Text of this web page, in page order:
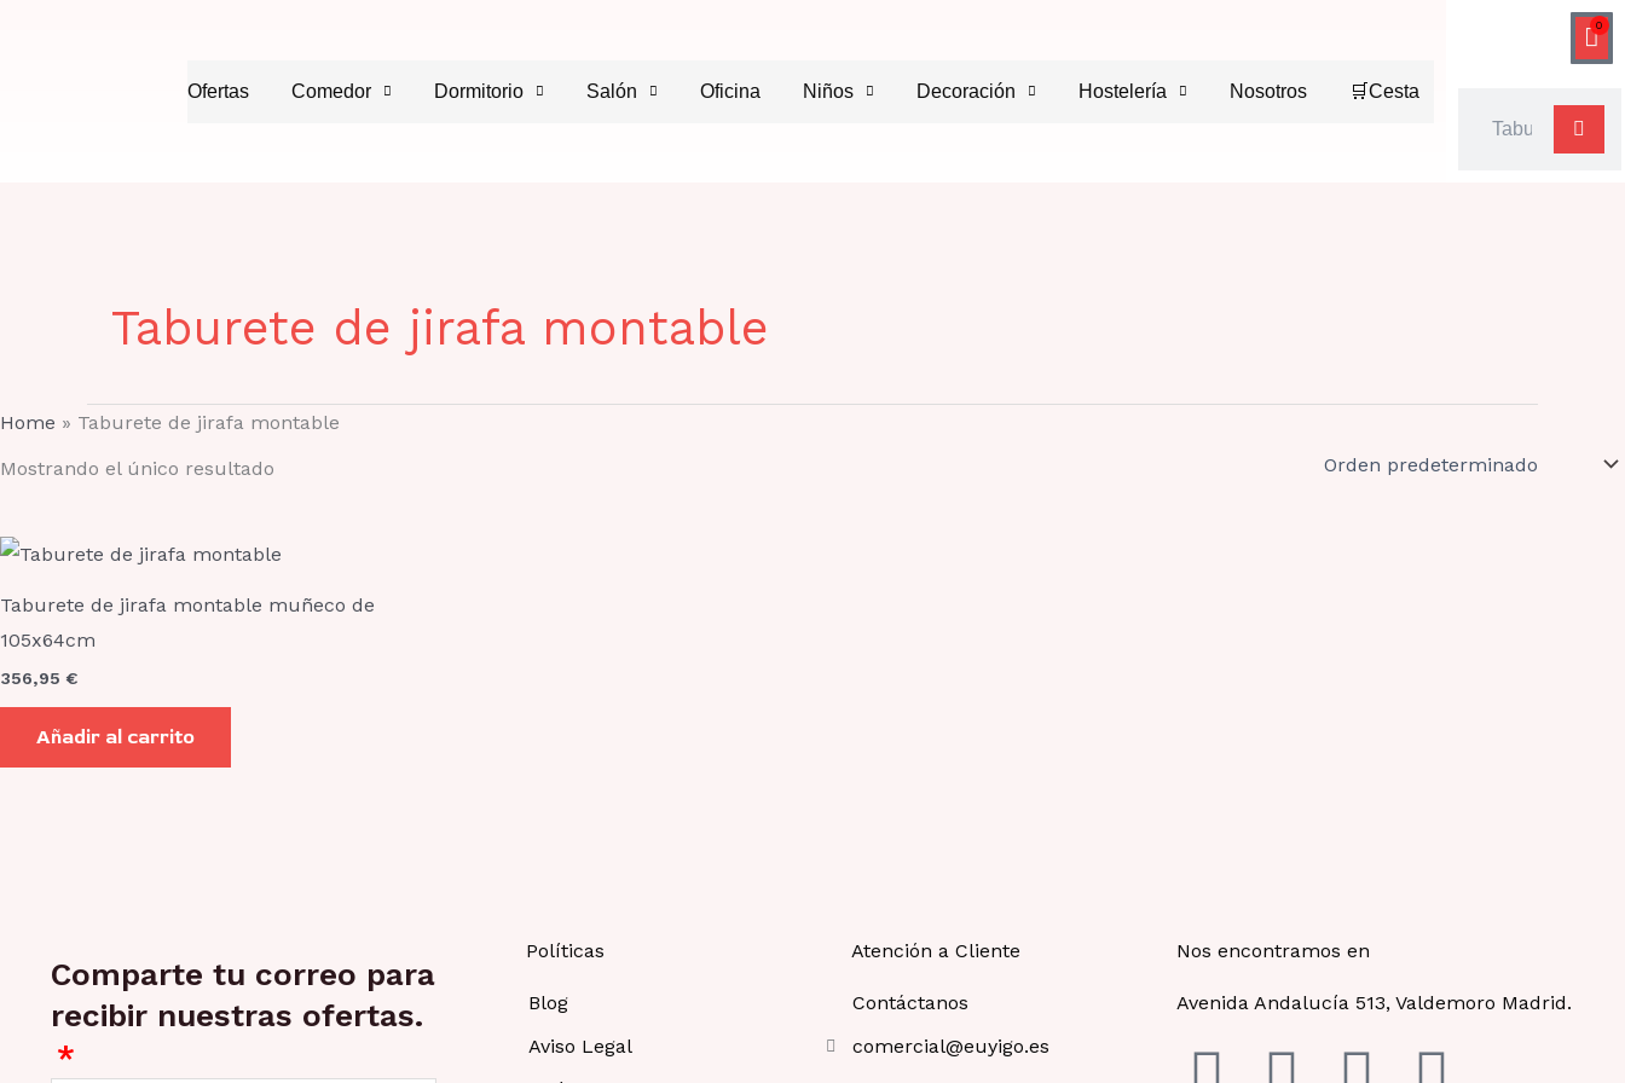
Ofertas Comedor Dormitorio Salón Oficina Niños Decoración Hostelería Nosotros 🛒Cesta
0
Taburete de jirafa montable
Home » Taburete de jirafa montable
Mostrando el único resultado
Taburete de jirafa montable muñeco de
105x64cm
356,95 €
Añadir al carrito
Comparte tu correo para
recibir nuestras ofertas.
Políticas
Blog
Aviso Legal
Atención a Cliente
Contáctanos
comercial@euyigo.es
Nos encontramos en
Avenida Andalucía 513, Valdemoro Madrid.